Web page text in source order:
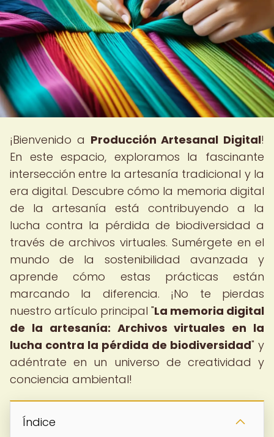
¡Bienvenido a Producción Artesanal Digital!
En este espacio, exploramos la fascinante
intersección entre la artesanía tradicional y la
era digital. Descubre cómo la memoria digital
de la artesanía está contribuyendo a la
lucha contra la pérdida de biodiversidad a
través de archivos virtuales. Sumérgete en el
mundo de la sostenibilidad avanzada y
aprende cómo estas prácticas están
marcando la diferencia. ¡No te pierdas
nuestro artículo principal "La memoria digital
de la artesanía: Archivos virtuales en la
lucha contra la pérdida de biodiversidad" y
adéntrate en un universo de creatividad y
conciencia ambiental!
Índice